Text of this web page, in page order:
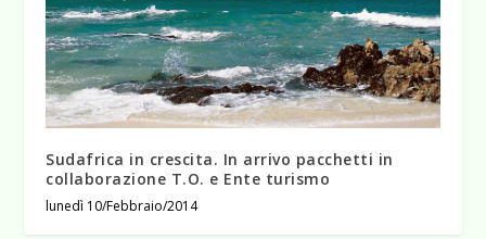
Sudafrica in crescita. In arrivo pacchetti in
collaborazione T.O. e Ente turismo
lunedì 10/Febbraio/2014